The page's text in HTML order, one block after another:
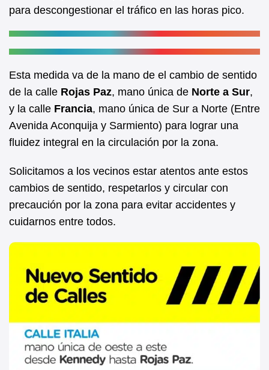
para descongestionar el tráfico en las horas pico.
Esta medida va de la mano de el cambio de sentido
de la calle Rojas Paz, mano única de Norte a Sur,
y la calle Francia, mano única de Sur a Norte (Entre
Avenida Aconquija y Sarmiento) para lograr una
fluidez integral en la circulación por la zona.
Solicitamos a los vecinos estar atentos ante estos
cambios de sentido, respetarlos y circular con
precaución por la zona para evitar accidentes y
cuidarnos entre todos.